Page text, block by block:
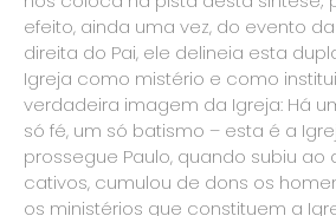
efeito, ainda uma vez, do evento
direita do Pai, ele delineia esta
Igreja como mistério e como
verdadeira imagem da Igreja: Há
só fé, um só batismo – esta é a
prossegue Paulo, quando subiu ao
cativos, cumulou de dons os
os ministérios que constituem a